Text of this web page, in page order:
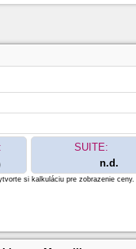
SUITE:
n.d.
si kalkuláciu pre zobrazenie ceny.